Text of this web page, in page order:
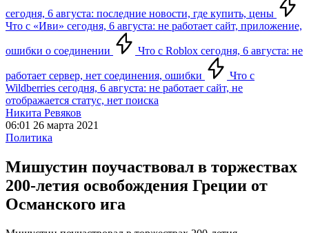
сегодня, 6 августа: последние новости, где купить, цены
Что с «Иви» сегодня, 6 августа: не работает сайт, приложение,
ошибки о соединении Что с Roblox сегодня, 6 августа: не
работает сервер, нет соединения, ошибки
Что с
Wildberries сегодня, 6 августа: не работает сайт, не
отображается статус, нет поиска
Никита Ревяков
06:01 26 марта 2021
Политика
Мишустин поучаствовал в торжествах
200-летия освобождения Греции от
Османского ига